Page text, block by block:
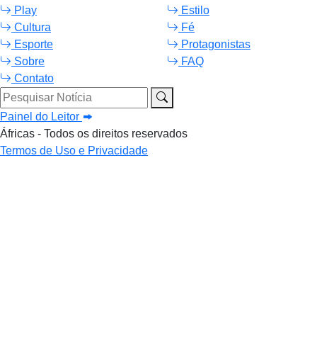
Play
Estilo
Cultura
Fé
Esporte
Protagonistas
Sobre
FAQ
Contato
Pesquisar Notícia
Painel do Leitor
Áfricas - Todos os direitos reservados
Termos de Uso e Privacidade